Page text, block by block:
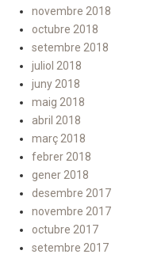
novembre 2018
octubre 2018
setembre 2018
juliol 2018
juny 2018
maig 2018
abril 2018
març 2018
febrer 2018
gener 2018
desembre 2017
novembre 2017
octubre 2017
setembre 2017